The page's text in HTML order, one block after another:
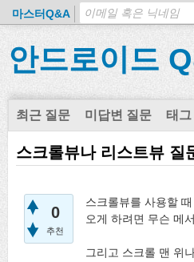
마스터Q&A
안드로이드
최근 질문 미답변 질문 태그
스크롤뷰나 리스트뷰 질
0
추천
스크롤뷰를 사용할
오게 하려면 무슨 메
그리고 스크롤 맨 위